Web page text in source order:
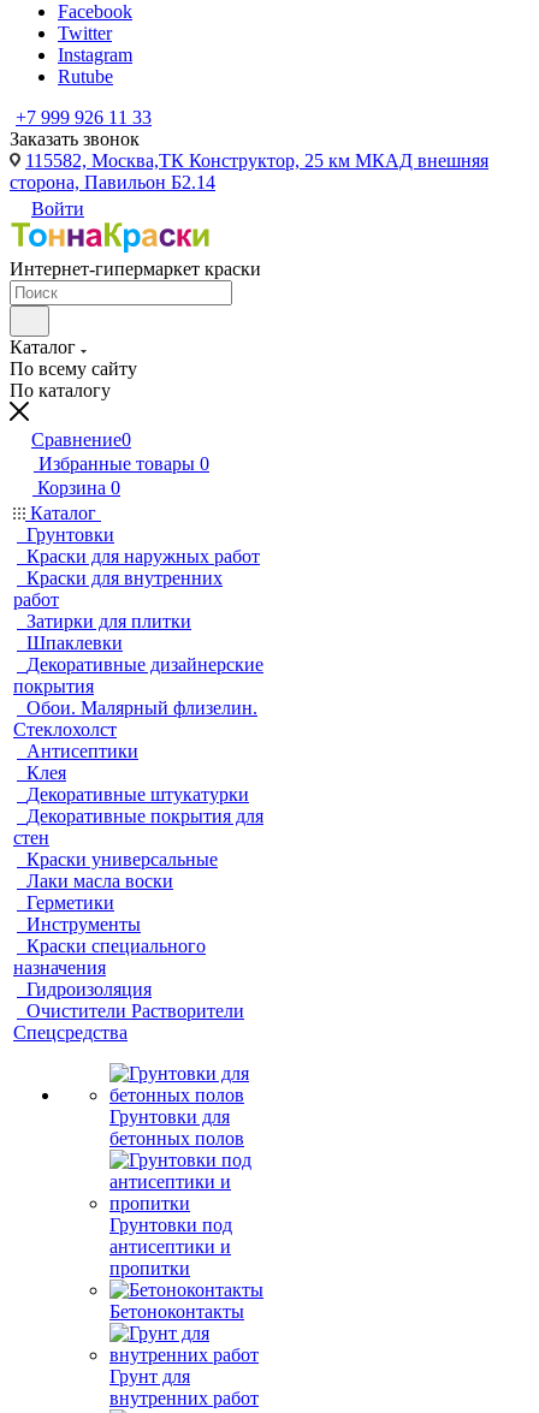
Facebook
Twitter
Instagram
Rutube
+7 999 926 11 33
Заказать звонок
115582, Москва,ТК Конструктор, 25 км МКАД внешняя
сторона, Павильон Б2.14
Войти
Интернет-гипермаркет краски
Каталог
По всему сайту
По каталогу
Сравнение0
Избранные товары 0
Корзина 0
Каталог
Грунтовки
Краски для наружных работ
Краски для внутренних
работ
Затирки для плитки
Шпаклевки
Декоративные дизайнерские
покрытия
Обои. Малярный флизелин.
Стеклохолст
Антисептики
Клея
Декоративные штукатурки
Декоративные покрытия для
стен
Краски универсальные
Лаки масла воски
Герметики
Инструменты
Краски специального
назначения
Гидроизоляция
Очистители Растворители
Спецсредства
Грунтовки для
бетонных полов
Грунтовки под
антисептики и
пропитки
Бетоноконтакты
Грунт для
внутренних работ